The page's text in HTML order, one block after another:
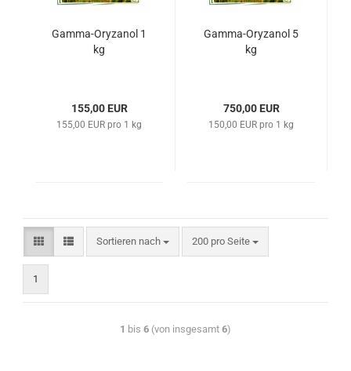
Gamma-Oryzanol 1
kg
155,00 EUR
155,00 EUR pro 1 kg
Gamma-Oryzanol 5
kg
750,00 EUR
150,00 EUR pro 1 kg
Sortieren nach 200 pro Seite
1
1 bis 6 (von insgesamt 6)